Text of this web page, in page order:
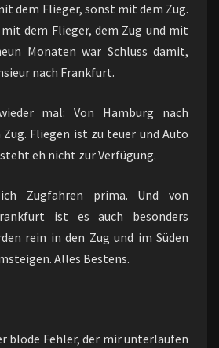
dem Flieger, sonst mit dem Zug.
dem Flieger, dem Zug und mit
Monaten war Schluss damit,
nach Frankfurt.
mal: Von Hamburg nach
Fliegen ist zu teuer und Auto
steht eh nicht zur Verfügung.
Zugfahren prima. Und von
ist es auch besonders
rein in den Zug und im Süden
Alles Bestens.
blöde Fehler, der mir unterlaufen